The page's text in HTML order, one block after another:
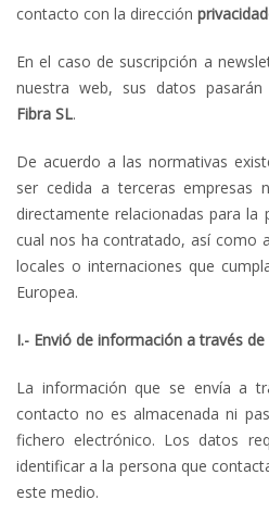
contacto con la dirección
En el caso de suscripción a
nuestra web, sus datos
Fibra SL.
De acuerdo a las normativas
ser cedida a terceras empresas
directamente relacionadas para la
cual nos ha contratado, así como
locales o internaciones que
Europea.
I.- Envió de información a través
La información que se envía a
contacto no es almacenada ni
fichero electrónico. Los datos
identificar a la persona que
este medio.